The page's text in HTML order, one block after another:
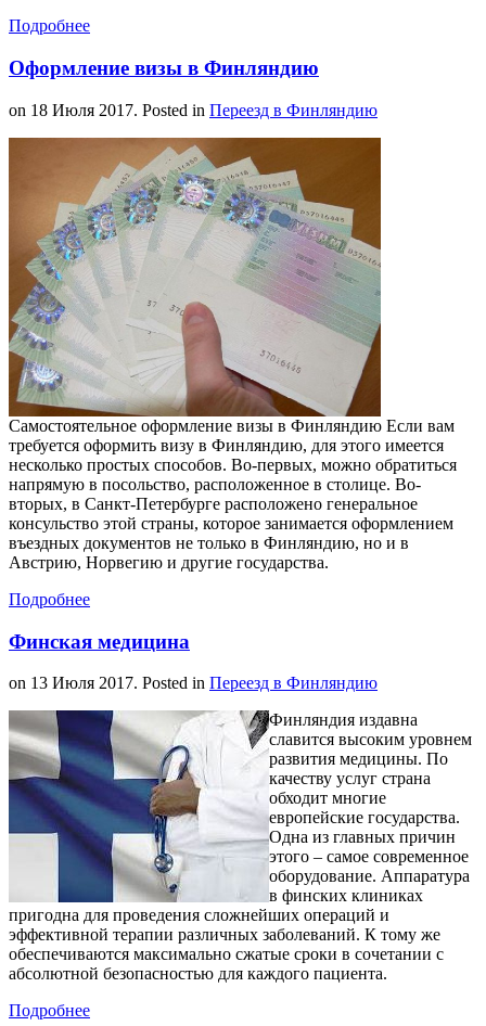
Подробнее
Оформление визы в Финляндию
on 18 Июля 2017. Posted in Переезд в Финляндию
Самостоятельное оформление визы в Финляндию Если вам
требуется оформить визу в Финляндию, для этого имеется
несколько простых способов. Во-первых, можно обратиться
напрямую в посольство, расположенное в столице. Во-
вторых, в Санкт-Петербурге расположено генеральное
консульство этой страны, которое занимается оформлением
въездных документов не только в Финляндию, но и в
Австрию, Норвегию и другие государства.
Подробнее
Финская медицина
on 13 Июля 2017. Posted in Переезд в Финляндию
Финляндия издавна
славится высоким уровнем
развития медицины. По
качеству услуг страна
обходит многие
европейские государства.
Одна из главных причин
этого – самое современное
оборудование. Аппаратура
в финских клиниках
пригодна для проведения сложнейших операций и
эффективной терапии различных заболеваний. К тому же
обеспечиваются максимально сжатые сроки в сочетании с
абсолютной безопасностью для каждого пациента.
Подробнее